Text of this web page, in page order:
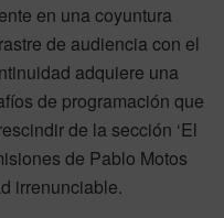
en una coyuntura
de audiencia con el
adquiere una
de programación que
de la sección ‘El
de Pablo Motos
irrenunciable.